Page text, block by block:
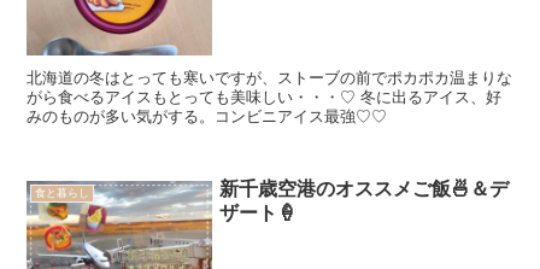
北海道の冬はとっても寒いですが、ストーブの前でポカポカ温まりな
がら食べるアイスもとっても美味しい・・・♡ 冬に出るアイス、好
みのものが多い気がする。コンビニアイス最強♡♡
食と暮らし
新千歳空港のオススメご飯🍜＆デ
ザート🍦